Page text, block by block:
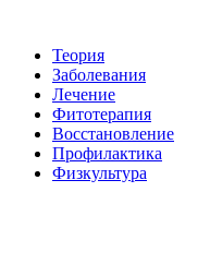
Теория
Заболевания
Лечение
Фитотерапия
Восстановление
Пpoфилактикa
Физкультура